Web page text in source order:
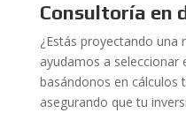
Consultoría en
¿Estás proyectando una
ayudamos a seleccionar
basándonos en cálculos
asegurando que tu